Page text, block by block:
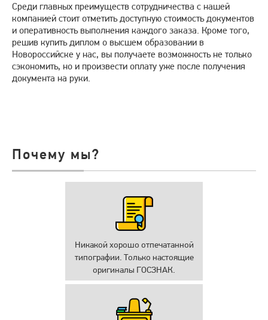
Среди главных преимуществ сотрудничества с нашей
компанией стоит отметить доступную стоимость документов
и оперативность выполнения каждого заказа. Кроме того,
решив купить диплом о высшем образовании в
Новороссийске у нас, вы получаете возможность не только
сэкономить, но и произвести оплату уже после получения
документа на руки.
Почему мы?
Никакой хорошо отпечатанной
типографии. Только настоящие
оригиналы ГОСЗНАК.